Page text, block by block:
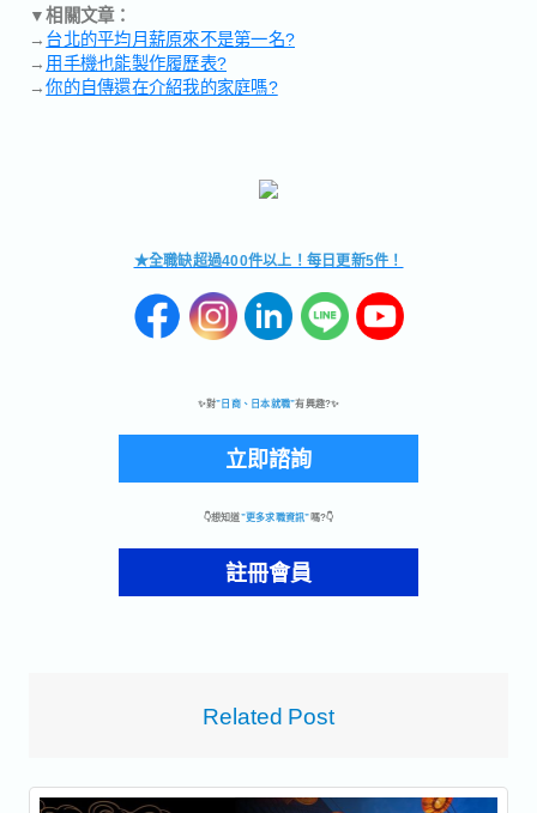
▼相關文章：
→台北的平均月薪原來不是第一名?
→用手機也能製作履歷表?
→你的自傳還在介紹我的家庭嗎?
★全職缺超過400件以上！每日更新5件！
✨對”日商、日本就職”有興趣?✨
立即諮詢
👇想知道”更多求職資訊”嗎?👇
註冊會員
Related Post